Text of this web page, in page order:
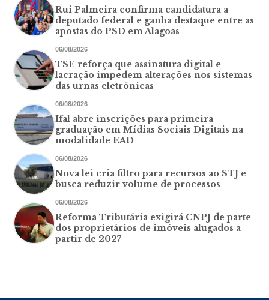
Rui Palmeira confirma candidatura a
deputado federal e ganha destaque entre as
apostas do PSD em Alagoas
06/08/2026
TSE reforça que assinatura digital e
lacração impedem alterações nos sistemas
das urnas eletrônicas
06/08/2026
Ifal abre inscrições para primeira
graduação em Mídias Sociais Digitais na
modalidade EAD
06/08/2026
Nova lei cria filtro para recursos ao STJ e
busca reduzir volume de processos
06/08/2026
Reforma Tributária exigirá CNPJ de parte
dos proprietários de imóveis alugados a
partir de 2027